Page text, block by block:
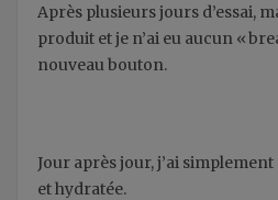
Après plusieurs jours d’essai,
produit et je n’ai eu aucun «
nouveau bouton.
Jour après jour, j’ai
et hydratée.